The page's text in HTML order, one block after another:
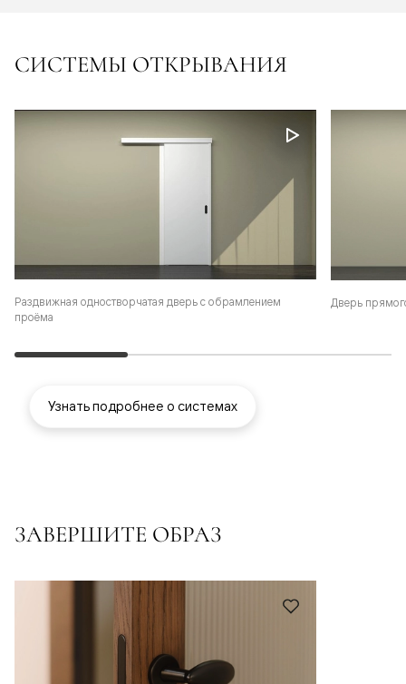
СИСТЕМЫ ОТКРЫВАНИЯ
Раздвижная одностворчатая дверь с обрамлением
проёма
Дверь
Узнать подробнее о системах
ЗАВЕРШИТЕ ОБРАЗ